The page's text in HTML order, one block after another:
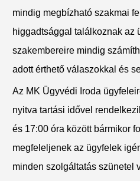
mindig megbízható szakmai
higgadtsággal találkoznak az
szakembereire mindig
adott érthető válaszokkal és
Az MK Ügyvédi Iroda
nyitva tartási idővel
és 17:00 óra között bármikor
megfeleljenek az ügyfelek
minden szolgáltatás szünetel